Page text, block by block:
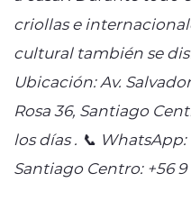
criollas e
cultural también se
Ubicación: Av.
Rosa 36, Santiago
los días . 📞 WhatsApp:
Santiago Centro: +56 9